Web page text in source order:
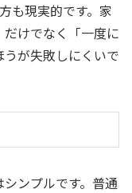
も現実的です。家
けでなく「一度に
が失敗しにくいで
ンプルです。普通